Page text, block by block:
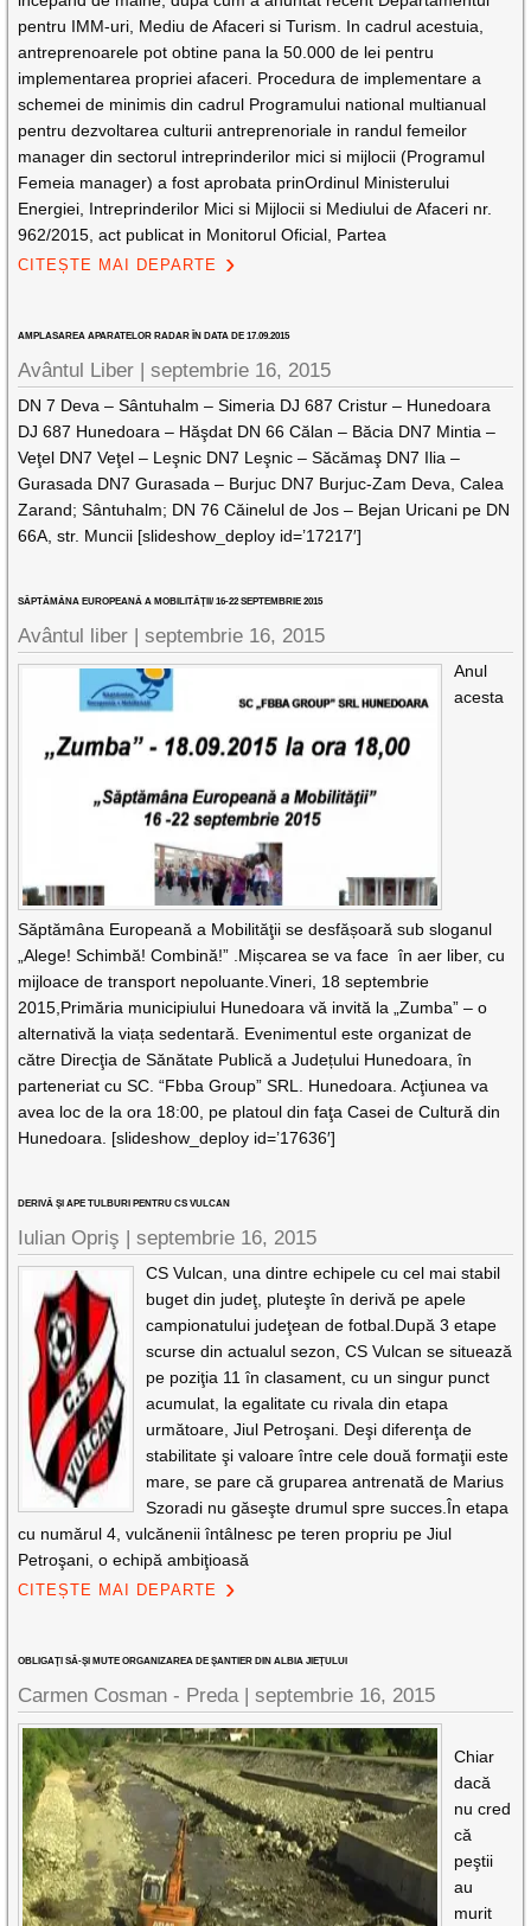
pentru IMM-uri, Mediu de Afaceri si Turism. In cadrul acestuia,
antreprenoarele pot obtine pana la 50.000 de lei pentru
implementarea propriei afaceri. Procedura de implementare a
schemei de minimis din cadrul Programului national multianual
pentru dezvoltarea culturii antreprenoriale in randul femeilor
manager din sectorul intreprinderilor mici si mijlocii (Programul
Femeia manager) a fost aprobata prinOrdinul Ministerului
Energiei, Intreprinderilor Mici si Mijlocii si Mediului de Afaceri nr.
962/2015, act publicat in Monitorul Oficial, Partea
CITEȘTE MAI DEPARTE
AMPLASAREA APARATELOR RADAR ÎN DATA DE 17.09.2015
Avântul Liber |septembrie 16, 2015
DN 7 Deva – Sântuhalm – Simeria DJ 687 Cristur – Hunedoara
DJ 687 Hunedoara – Hăşdat DN 66 Călan – Băcia DN7 Mintia –
Veţel DN7 Veţel – Leşnic DN7 Leşnic – Săcămaş DN7 Ilia –
Gurasada DN7 Gurasada – Burjuc DN7 Burjuc-Zam Deva, Calea
Zarand; Sântuhalm; DN 76 Căinelul de Jos – Bejan Uricani pe DN
66A, str. Muncii [slideshow_deploy id=’17217′]
SĂPTĂMÂNA EUROPEANĂ A MOBILITĂŢII/ 16-22 SEPTEMBRIE 2015
Avântul liber |septembrie 16, 2015
Anul
acesta
Săptămâna Europeană a Mobilităţii se desfășoară sub sloganul
„Alege! Schimbă! Combină!” .Mișcarea se va face în aer liber, cu
mijloace de transport nepoluante.Vineri, 18 septembrie
2015,Primăria municipiului Hunedoara vă invită la „Zumba” – o
alternativă la viața sedentară. Evenimentul este organizat de
către Direcţia de Sănătate Publică a Județului Hunedoara, în
parteneriat cu SC. “Fbba Group” SRL. Hunedoara. Acţiunea va
avea loc de la ora 18:00, pe platoul din faţa Casei de Cultură din
Hunedoara. [slideshow_deploy id=’17636′]
DERIVĂ ŞI APE TULBURI PENTRU CS VULCAN
Iulian Opriş |septembrie 16, 2015
CS Vulcan, una dintre echipele cu cel mai stabil
buget din judeţ, pluteşte în derivă pe apele
campionatului judeţean de fotbal.După 3 etape
scurse din actualul sezon, CS Vulcan se situează
pe poziţia 11 în clasament, cu un singur punct
acumulat, la egalitate cu rivala din etapa
următoare, Jiul Petroşani. Deşi diferenţa de
stabilitate şi valoare între cele două formaţii este
mare, se pare că gruparea antrenată de Marius
Szoradi nu găseşte drumul spre succes.În etapa
cu numărul 4, vulcănenii întâlnesc pe teren propriu pe Jiul
Petroşani, o echipă ambiţioasă
CITEȘTE MAI DEPARTE
OBLIGAŢI SĂ-ŞI MUTE ORGANIZAREA DE ŞANTIER DIN ALBIA JIEŢULUI
Carmen Cosman - Preda |septembrie 16, 2015
Chiar
dacă
nu cred
că
peştii
au
murit